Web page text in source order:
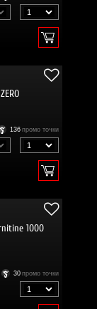
136 промо точки
1000
30 промо точки